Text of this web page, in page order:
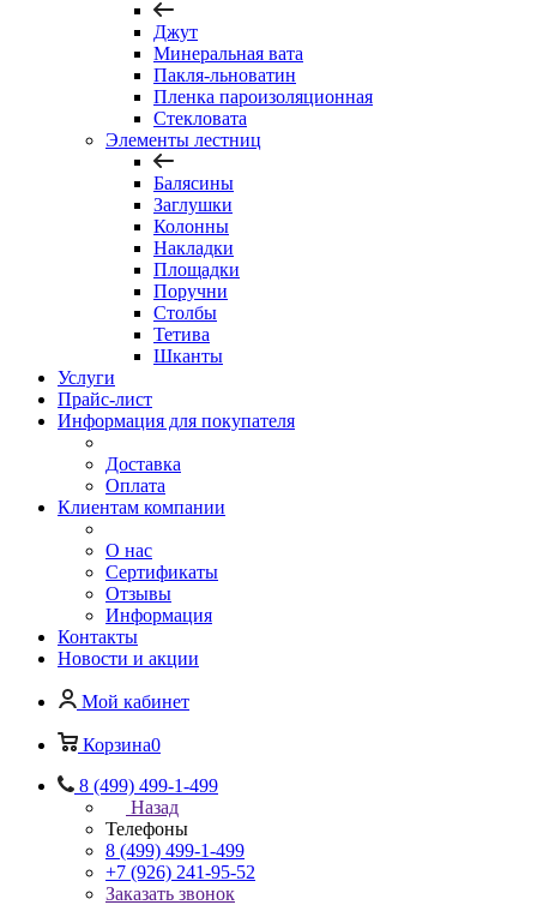
Джут
Минеральная вата
Пакля-льноватин
Пленка пароизоляционная
Стекловата
Элементы лестниц
Балясины
Заглушки
Колонны
Накладки
Площадки
Поручни
Столбы
Тетива
Шканты
Услуги
Прайс-лист
Информация для покупателя
Доставка
Оплата
Клиентам компании
О нас
Сертификаты
Отзывы
Информация
Контакты
Новости и акции
Мой кабинет
Корзина0
8 (499) 499-1-499
Назад
Телефоны
8 (499) 499-1-499
+7 (926) 241-95-52
Заказать звонок